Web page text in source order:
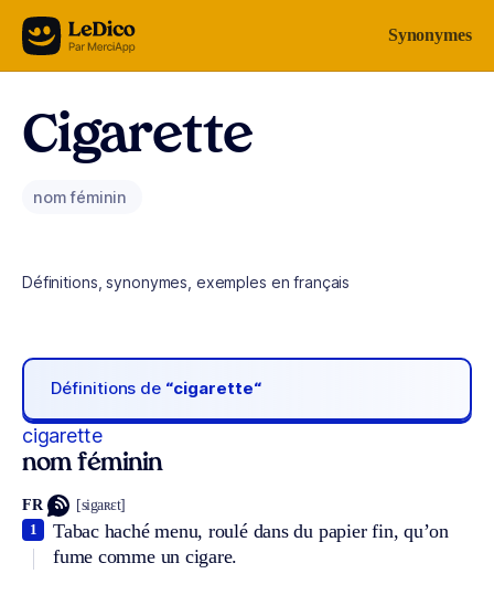
Aller au contenu Synonymes
Cigarette
nom féminin
Définitions, synonymes, exemples en français
Définitions de “cigarette“
cigarette
nom féminin
FR [sigaʀɛt]
Tabac haché menu, roulé dans du papier fin, qu’on
fume comme un cigare.
1